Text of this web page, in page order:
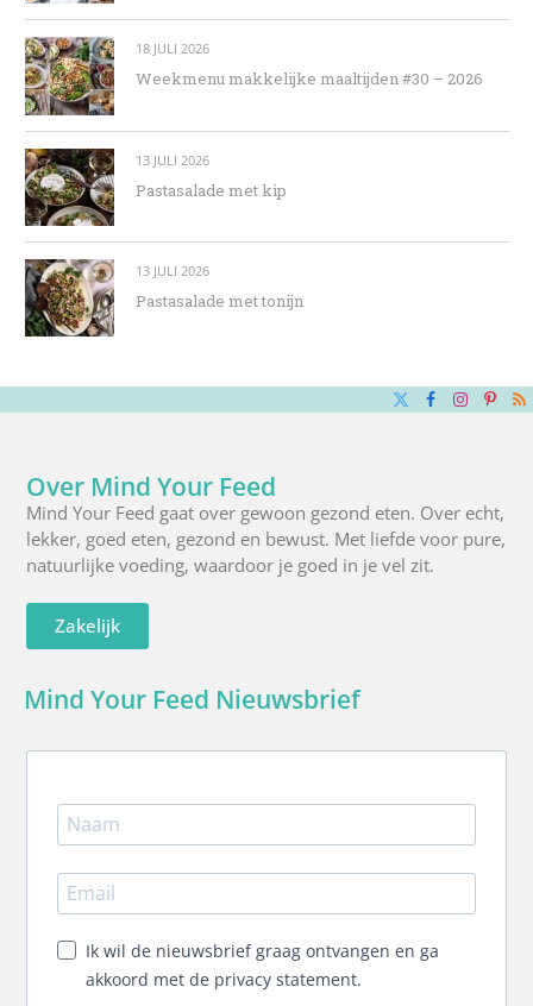
18 JULI 2026
Weekmenu makkelijke maaltijden #30 – 2026
13 JULI 2026
Pastasalade met kip
13 JULI 2026
Pastasalade met tonijn
X
Facebook
Over Mind Your Feed
Mind Your Feed gaat over gewoon gezond eten. Over echt,
lekker, goed eten, gezond en bewust. Met liefde voor pure,
natuurlijke voeding, waardoor je goed in je vel zit.
Zakelijk
Mind Your Feed Nieuwsbrief
Ik wil de nieuwsbrief graag ontvangen en ga
akkoord met de privacy statement.